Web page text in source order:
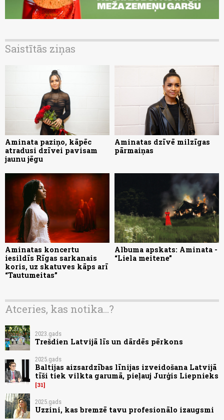
Saistītās ziņas
Aminata paziņo, kāpēc
atradusi dzīvei pavisam
jaunu jēgu
Aminatas dzīvē milzīgas
pārmaiņas
Aminatas koncertu
iesildīs Rīgas sarkanais
koris, uz skatuves kāps arī
“Tautumeitas”
Albuma apskats: Aminata -
“Liela meitene”
Atceries, kas notika...?
2023.gads
Trešdien Latvijā līs un dārdēs pērkons
2025.gads
Baltijas aizsardzības līnijas izveidošana Latvijā
tīši tiek vilkta garumā, pieļauj Jurģis Liepnieks
31
2025.gads
Uzzini, kas bremzē tavu profesionālo izaugsmi